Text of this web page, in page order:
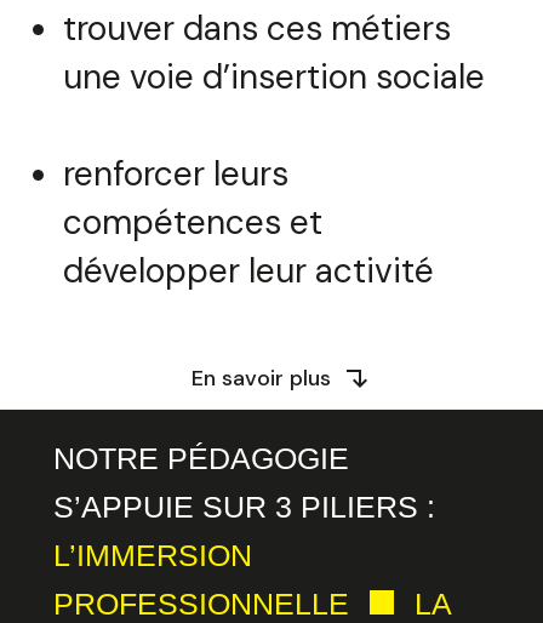
trouver dans ces métiers
une voie d’insertion sociale
renforcer leurs
compétences et
développer leur activité
En savoir plus
NOTRE PÉDAGOGIE
S’APPUIE SUR 3 PILIERS :
L’IMMERSION
PROFESSIONNELLE
LA